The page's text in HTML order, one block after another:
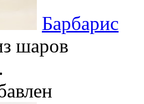
Барбарис
шаров